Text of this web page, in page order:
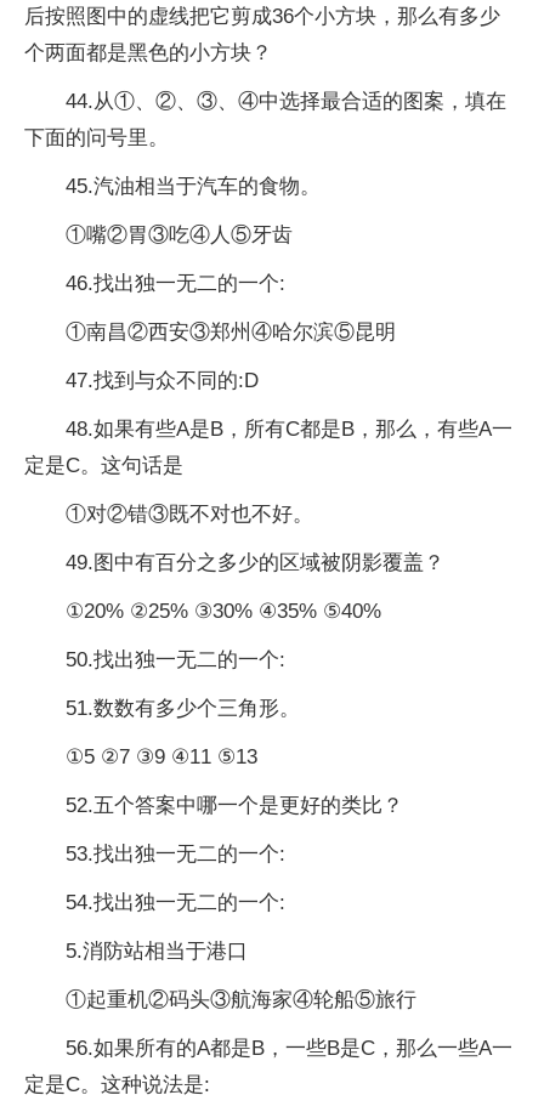
后按照图中的虚线把它剪成36个小方块，那么有多少
个两面都是黑色的小方块？
44.从①、②、③、④中选择最合适的图案，填在
下面的问号里。
45.汽油相当于汽车的食物。
①嘴②胃③吃④人⑤牙齿
46.找出独一无二的一个:
①南昌②西安③郑州④哈尔滨⑤昆明
47.找到与众不同的:D
48.如果有些A是B，所有C都是B，那么，有些A一
定是C。这句话是
①对②错③既不对也不好。
49.图中有百分之多少的区域被阴影覆盖？
①20% ②25% ③30% ④35% ⑤40%
50.找出独一无二的一个:
51.数数有多少个三角形。
①5 ②7 ③9 ④11 ⑤13
52.五个答案中哪一个是更好的类比？
53.找出独一无二的一个:
54.找出独一无二的一个:
5.消防站相当于港口
①起重机②码头③航海家④轮船⑤旅行
56.如果所有的A都是B，一些B是C，那么一些A一
定是C。这种说法是: